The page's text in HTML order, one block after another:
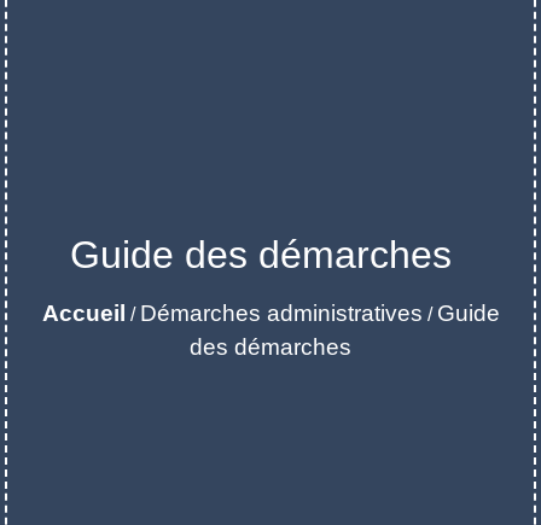
Guide des démarches
Accueil / Démarches administratives / Guide
des démarches